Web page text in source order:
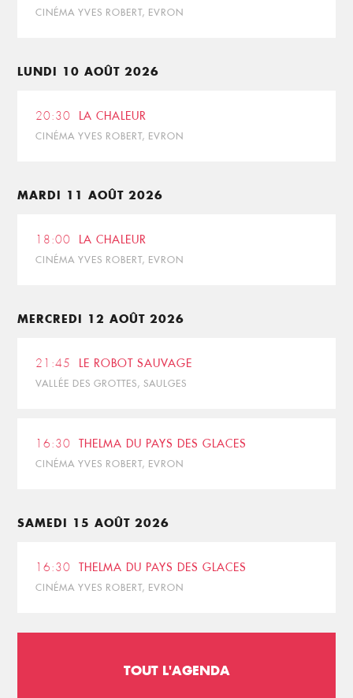
CINÉMA YVES ROBERT, EVRON
LUNDI 10 AOÛT 2026
20:30 LA CHALEUR
CINÉMA YVES ROBERT, EVRON
MARDI 11 AOÛT 2026
18:00 LA CHALEUR
CINÉMA YVES ROBERT, EVRON
MERCREDI 12 AOÛT 2026
21:45 LE ROBOT SAUVAGE
VALLÉE DES GROTTES, SAULGES
16:30 THELMA DU PAYS DES GLACES
CINÉMA YVES ROBERT, EVRON
SAMEDI 15 AOÛT 2026
16:30 THELMA DU PAYS DES GLACES
CINÉMA YVES ROBERT, EVRON
TOUT L'AGENDA